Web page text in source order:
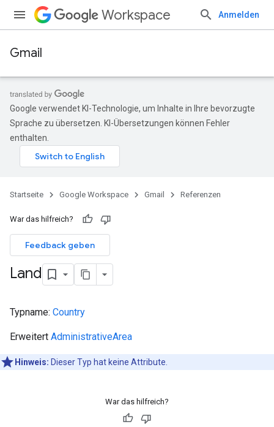
Workspace Anmelden
Gmail
Google verwendet KI-Technologie, um Inhalte in Ihre bevorzugte
Sprache zu übersetzen. KI-Übersetzungen können Fehler
enthalten.
Startseite Google Workspace Gmail Referenzen
War das hilfreich?
Feedback geben
Land
Typname: Country
Erweitert AdministrativeArea
Hinweis: Dieser Typ hat keine Attribute.
War das hilfreich?